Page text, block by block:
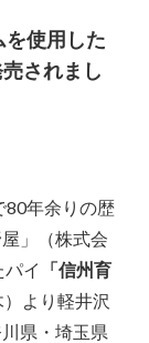
を使用した
されまし
80年余りの歴
」（株式会
イ
「信州育
より軽井沢
県・埼玉県